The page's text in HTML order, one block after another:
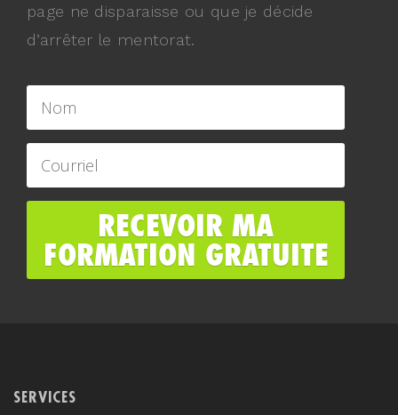
page ne disparaisse ou que je décide
d’arrêter le mentorat.
SERVICES